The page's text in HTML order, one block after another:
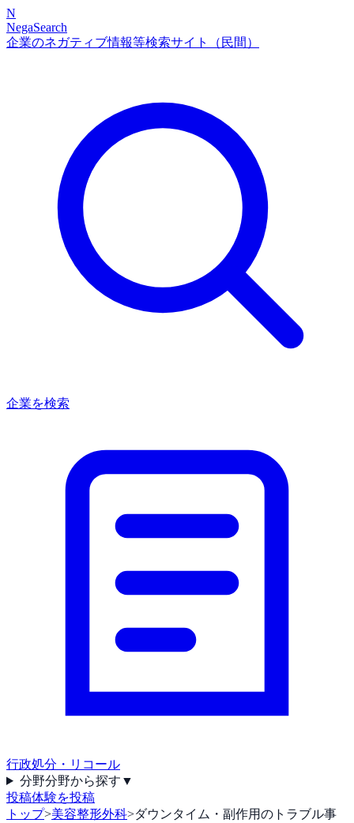
N
NegaSearch
企業のネガティブ情報等検索サイト（民間）
企業を検索
行政処分・リコール
分野分野から探す ▼
投稿体験を投稿
トップ>美容整形外科>ダウンタイム・副作用のトラブル事